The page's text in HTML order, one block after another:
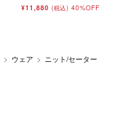
¥11,880 (税込) 40%OFF
ウェア
ニット/セーター